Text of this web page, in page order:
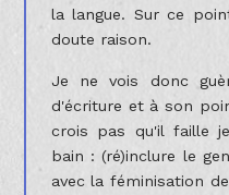
la langue. Sur ce
doute raison.
Je ne vois donc
d'écriture et à son
crois pas qu'il faille
bain : (ré)inclure le
avec la féminisation